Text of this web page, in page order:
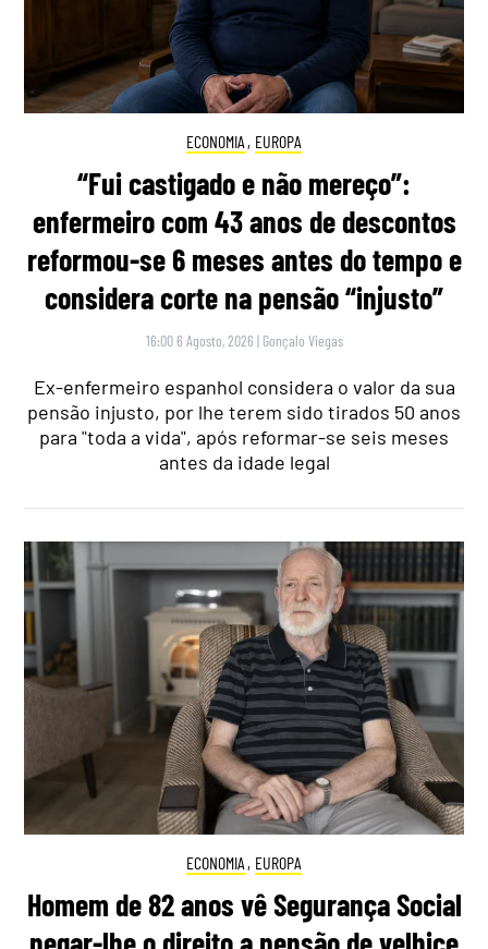
ECONOMIA , EUROPA
“Fui castigado e não mereço”:
enfermeiro com 43 anos de descontos
reformou-se 6 meses antes do tempo e
considera corte na pensão “injusto”
16:00 6 Agosto, 2026 | Gonçalo Viegas
Ex-enfermeiro espanhol considera o valor da sua
pensão injusto, por lhe terem sido tirados 50 anos
para "toda a vida", após reformar-se seis meses
antes da idade legal
ECONOMIA , EUROPA
Homem de 82 anos vê Segurança Social